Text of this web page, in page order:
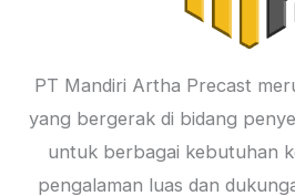
PT Mandiri Artha Precast
yang bergerak di bidang
untuk berbagai kebutuhan
pengalaman luas dan